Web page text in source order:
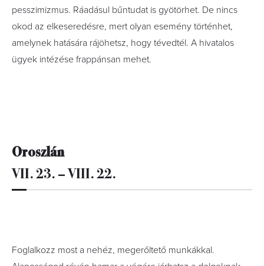
pesszimizmus. Ráadásul bűntudat is gyötörhet. De nincs
okod az elkeseredésre, mert olyan esemény történhet,
amelynek hatására rájöhetsz, hogy tévedtél. A hivatalos
ügyek intézése frappánsan mehet.
Oroszlán
VII. 23. – VIII. 22.
Foglalkozz most a nehéz, megerőltető munkákkal.